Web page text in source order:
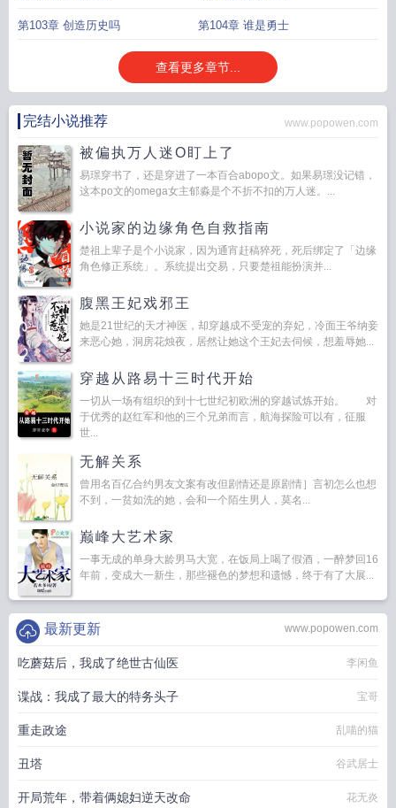
第103章 创造历史吗 第104章 谁是勇士
查看更多章节...
完结小说推荐 www.popowen.com
被偏执万人迷O盯上了
易璟穿书了，还是穿进了一本百合abopo文。如果易璟没记错，
这本po文的omega女主郁淼是个不折不扣的万人迷。...
小说家的边缘角色自救指南
楚祖上辈子是个小说家，因为通宵赶稿猝死，死后绑定了「边缘
角色修正系统」。系统提出交易，只要楚祖能扮演并...
腹黑王妃戏邪王
她是21世纪的天才神医，却穿越成不受宠的弃妃，冷面王爷纳妾
来恶心她，洞房花烛夜，居然让她这个王妃去伺候，想羞辱她...
穿越从路易十三时代开始
一切从一场有组织的到十七世纪初欧洲的穿越试炼开始。 对
于优秀的赵红军和他的三个兄弟而言，航海探险可以有，征服
世...
无解关系
曾用名百亿合约男友文案有改但剧情还是原剧情］言初怎么也想
不到，一贫如洗的她，会和一个陌生男人，莫名...
巅峰大艺术家
一事无成的单身大龄男马大宽，在饭局上喝了假酒，一醉梦回16
年前，变成大一新生，那些褪色的梦想和遗憾，终于有了大展...
www.popowen.com
最新更新
吃蘑菇后，我成了绝世古仙医 李闲鱼
谍战：我成了最大的特务头子 宝哥
重走政途 乱喵的猫
丑塔 谷武居士
开局荒年，带着俩媳妇逆天改命 花无炎